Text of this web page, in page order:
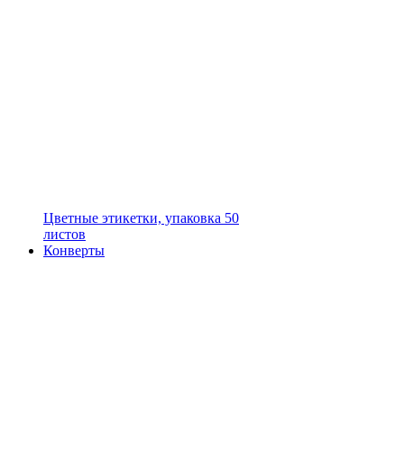
Цветные этикетки, упаковка 50
листов
Конверты